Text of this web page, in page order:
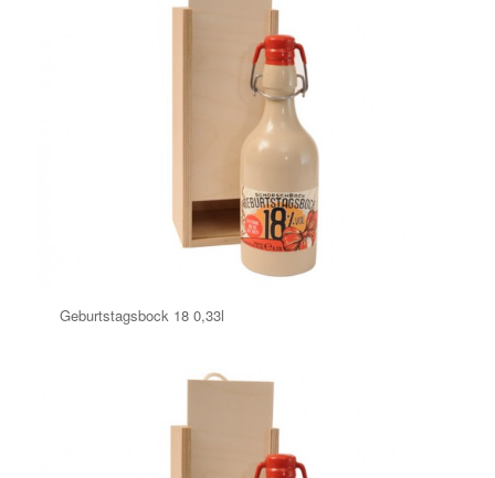
Geburtstagsbock 18 0,33l